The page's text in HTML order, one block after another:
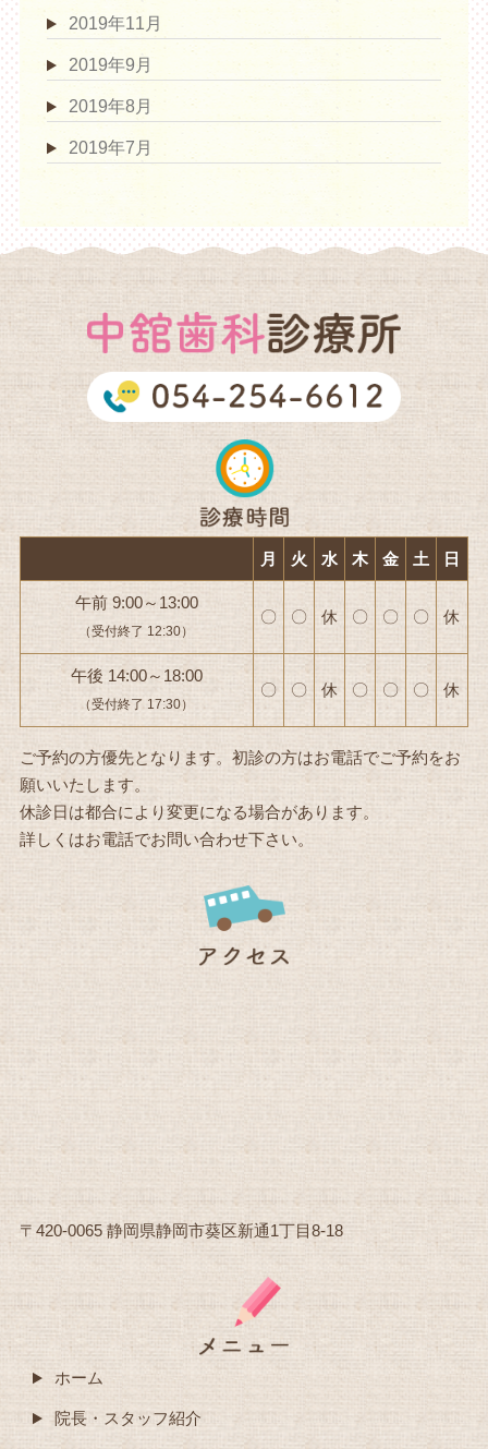
2019年11月
2019年9月
2019年8月
2019年7月
月 火 水 木 金 土 日
午前 9:00～13:00
（受付終了 12:30）
〇 〇 休 〇 〇 〇 休
午後 14:00～18:00
（受付終了 17:30）
〇 〇 休 〇 〇 〇 休
ご予約の方優先となります。初診の方はお電話でご予約をお
願いいたします。
休診日は都合により変更になる場合があります。
詳しくはお電話でお問い合わせ下さい。
〒420-0065 静岡県静岡市葵区新通1丁目8-18
ホーム
院長・スタッフ紹介